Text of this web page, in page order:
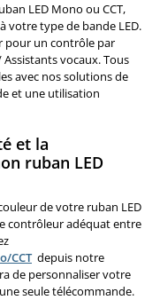
LED Mono ou CCT,
votre type de bande LED.
pour un contrôle par
vocaux. Tous
avec nos solutions de
et une utilisation
et la
ruban LED
de votre ruban LED
contrôleur adéquat entre
CCT depuis notre
de personnaliser votre
seule télécommande.